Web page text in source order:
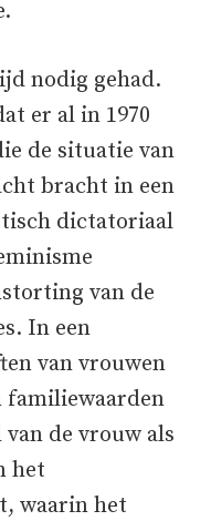
nodig gehad.
er al in 1970
de situatie van
bracht in een
dictatoriaal
van de
In een
van vrouwen
familiewaarden
de vrouw als
het
waarin het